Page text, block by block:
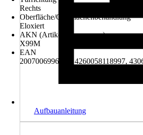
Rechts
Oberfläche/Oberflächenbehandlung
Eloxiert
AKN (Artikelkurznummer)
X99M
EAN
2007006996960, 4260058118997,
Aufbauanleitung